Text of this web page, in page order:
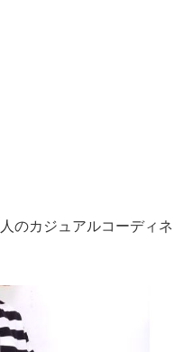
のカジュアルコーディネ